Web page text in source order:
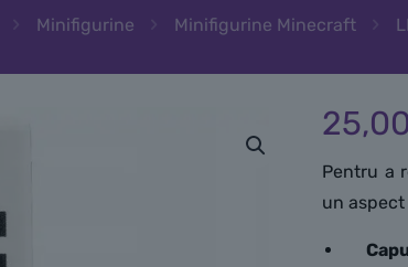
Minifigurine Minifigurine Minecraft
25,00
Pentru a
un